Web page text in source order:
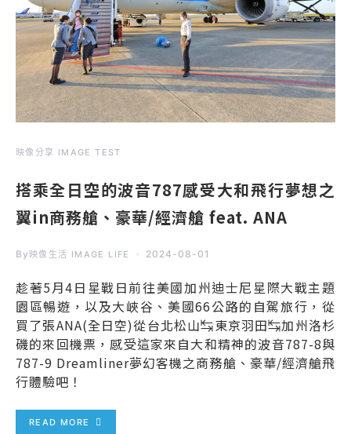
映像分享 IMAGE TEST
搭乘全日空的波音787感受大和飛行夢想之
翼in商務艙、豪華/經濟艙 feat. ANA
By 映像生活 IMAGE LIFE 2024-08-01
趁著5月4日星戰日前往美國加州迪士尼星際大戰主題
園區暢遊，以及大峽谷、美國66公路的自駕旅行，從
買了張ANA(全日空)從台北松山↹東京羽田↹加州洛杉
磯的來回機票，感受這家來自大和精神的波音787-8與
787-9 Dreamliner夢幻客機之商務艙、豪華/經濟艙飛
行體驗吧！
READ MORE